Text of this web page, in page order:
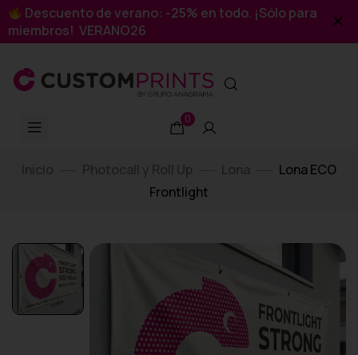
Descuento de verano: -25% en todo. ¡Sólo para
miembros! VERANO26
0
Inicio Photocall y Roll Up Lona
Lona ECO
Frontlight